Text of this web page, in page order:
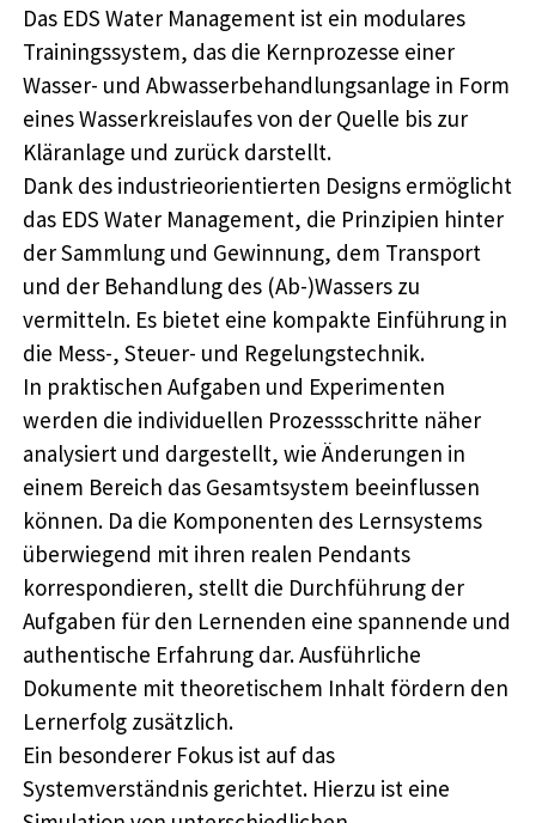
Das EDS Water Management ist ein modulares
Trainingssystem, das die Kernprozesse einer
Wasser- und Abwasserbehandlungsanlage in Form
eines Wasserkreislaufes von der Quelle bis zur
Kläranlage und zurück darstellt.
Dank des industrieorientierten Designs ermöglicht
das EDS Water Management, die Prinzipien hinter
der Sammlung und Gewinnung, dem Transport
und der Behandlung des (Ab-)Wassers zu
vermitteln. Es bietet eine kompakte Einführung in
die Mess-, Steuer- und Regelungstechnik.
In praktischen Aufgaben und Experimenten
werden die individuellen Prozessschritte näher
analysiert und dargestellt, wie Änderungen in
einem Bereich das Gesamtsystem beeinflussen
können. Da die Komponenten des Lernsystems
überwiegend mit ihren realen Pendants
korrespondieren, stellt die Durchführung der
Aufgaben für den Lernenden eine spannende und
authentische Erfahrung dar. Ausführliche
Dokumente mit theoretischem Inhalt fördern den
Lernerfolg zusätzlich.
Ein besonderer Fokus ist auf das
Systemverständnis gerichtet. Hierzu ist eine